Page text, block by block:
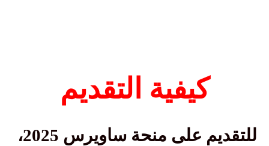
كيفية التقديم
للتقديم على منحة ساويرس 2025،